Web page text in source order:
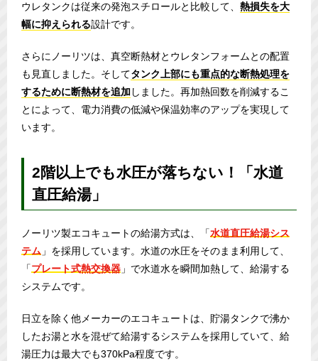
ウレタンクは従来の発泡スチロールと比較して、 熱損失を大
幅に抑えられる設計です。
さらにノーリツは、真空断熱材とウレタンフォームとの配置
も見直しました。そしてタンク上部にも重点的な断熱処理を
するために断熱材を追加しました。再加熱回数を削減するこ
とによって、電力消費の低減や保温効率のアップを実現して
います。
2階以上でも水圧が落ちない！「水道
直圧給湯」
ノーリツ製エコキュートの給湯方式は、「水道直圧給湯シス
テム 」を採用しています。水道の水圧をそのまま利用して、
「プレート式熱交換器 」で水道水を瞬間加熱して、給湯する
システムです。
日立を除く他メーカーのエコキュートは、貯湯タンクで沸か
したお湯と水を混ぜて給湯するシステムを採用していて、給
湯圧力は最大でも370kPa程度です。